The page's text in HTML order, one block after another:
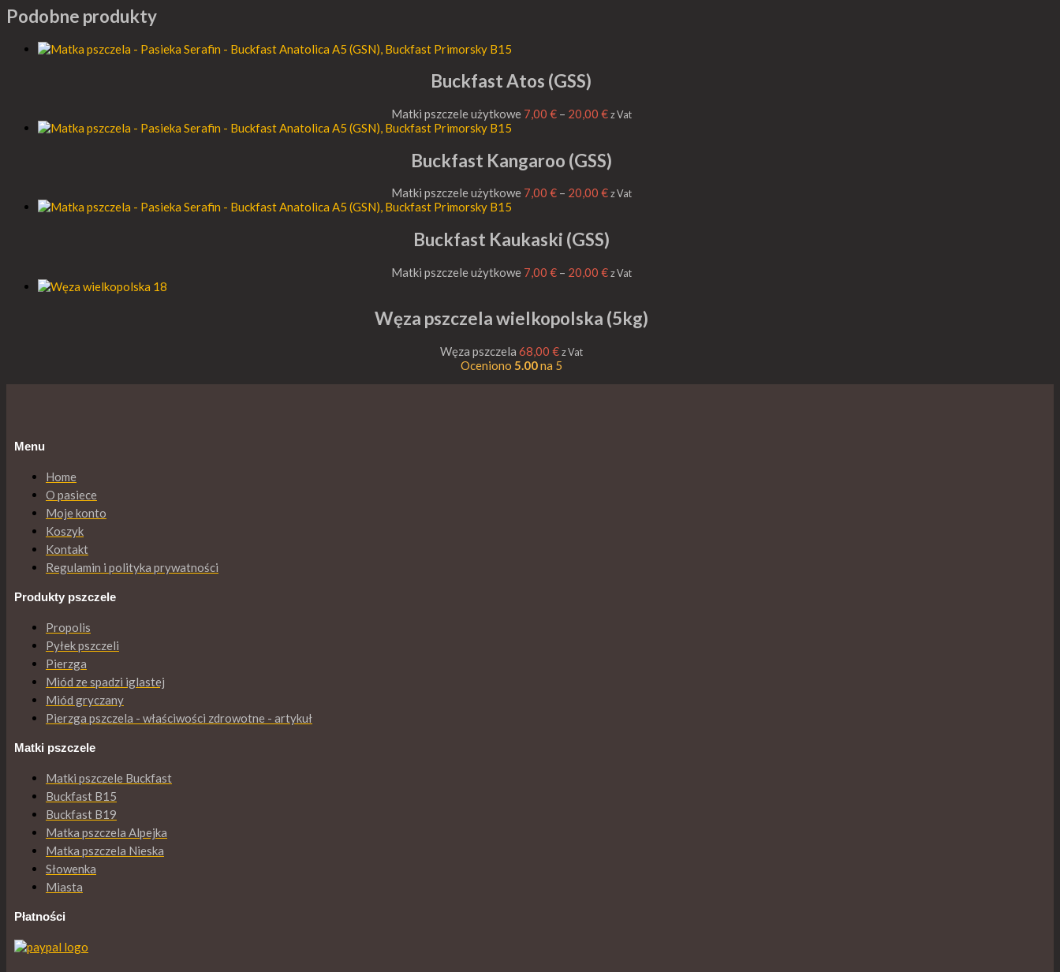
Podobne produkty
Buckfast Atos (GSS)
Matki pszczele użytkowe 7,00 € – 20,00 € z Vat
Buckfast Kangaroo (GSS)
Matki pszczele użytkowe 7,00 € – 20,00 € z Vat
Buckfast Kaukaski (GSS)
Matki pszczele użytkowe 7,00 € – 20,00 € z Vat
Węza pszczela wielkopolska (5kg)
Węza pszczela 68,00 € z Vat
Oceniono 5.00na 5
Menu
Home
O pasiece
Moje konto
Koszyk
Kontakt
Regulamin i polityka prywatności
Produkty pszczele
Propolis
Pyłek pszczeli
Pierzga
Miód ze spadzi iglastej
Miód gryczany
Pierzga pszczela - właściwości zdrowotne - artykuł
Matki pszczele
Matki pszczele Buckfast
Buckfast B15
Buckfast B19
Matka pszczela Alpejka
Matka pszczela Nieska
Słowenka
Miasta
Płatności